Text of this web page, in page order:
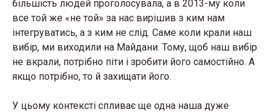
більшість людей проголосувала, а в 2013-му коли
все той же «не той» за нас вирішив з ким нам
інтегруватись, а з ким не слід. Саме коли крали наш
вибір, ми виходили на Майдани. Тому, щоб наш вибір
не вкрали, потрібно піти і зробити його самостійно. А
якщо потрібно, то й захищати його.
У цьому контексті спливає ще одна наша дуже